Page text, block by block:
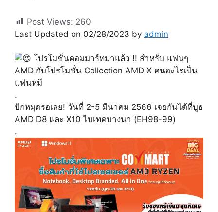
Post Views: 260
Last Updated on 02/28/2023 by admin
โปรโมชั่นคอมมาร์ทมาแล้ว !! สำหรับ แฟนๆ
AMD กับโปรโมชั่น Collection AMD X คนอะไรเป็น
แฟนหมี
.
ปักหมุดรอเลย! วันที่ 2-5 มีนาคม 2566 เจอกันได้ที่บูธ
AMD D8 และ X10 ไบเทคบางนา (EH98-99)
.